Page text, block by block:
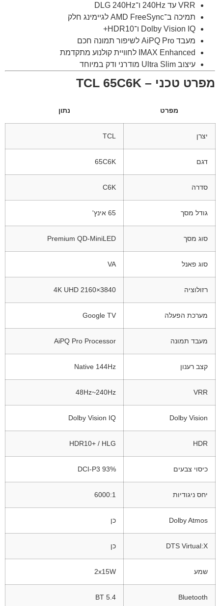
VRR עד 240Hz ו־DLG 240Hz
תמיכה ב־AMD FreeSync לגיימינג חלק
Dolby Vision IQ ו־HDR10+
מעבד AiPQ Pro לשיפור תמונה חכם
IMAX Enhanced לחוויית קולנוע מתקדמת
עיצוב Ultra Slim מודרני ודק במיוחד
מפרט טכני – TCL 65C6K
מפרט נתון
יצרן TCL
דגם 65C6K
סדרה C6K
גודל מסך 65 אינץ'
סוג מסך Premium QD-MiniLED
סוג פאנל VA
רזולוציה 3840×2160 4K UHD
מערכת הפעלה Google TV
מעבד תמונה AiPQ Pro Processor
קצב רענון Native 144Hz
VRR
48Hz~240Hz
Dolby Vision
Dolby Vision IQ
HDR
HDR10+ / HLG
כיסוי צבעים 93% DCI-P3
יחס ניגודיות 6000:1
Dolby Atmos כן
DTS Virtual:X כן
שמע 2x15W
Bluetooth
BT 5.4